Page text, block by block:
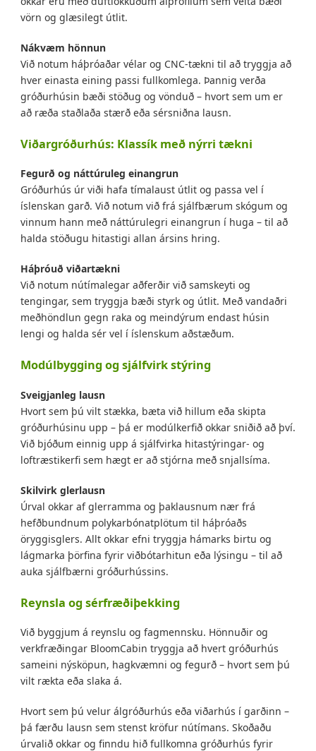
vörn og glæsilegt útlit.
Nákvæm hönnun
Við notum háþróaðar vélar og CNC-tækni til að tryggja að
hver einasta eining passi fullkomlega. Þannig verða
gróðurhúsin bæði stöðug og vönduð – hvort sem um er
að ræða staðlaða stærð eða sérsniðna lausn.
Viðargróðurhús: Klassík með nýrri tækni
Fegurð og náttúruleg einangrun
Gróðurhús úr viði hafa tímalaust útlit og passa vel í
íslenskan garð. Við notum við frá sjálfbærum skógum og
vinnum hann með náttúrulegri einangrun í huga – til að
halda stöðugu hitastigi allan ársins hring.
Háþróuð viðartækni
Við notum nútímalegar aðferðir við samskeyti og
tengingar, sem tryggja bæði styrk og útlit. Með vandaðri
meðhöndlun gegn raka og meindýrum endast húsin
lengi og halda sér vel í íslenskum aðstæðum.
Modúlbygging og sjálfvirk stýring
Sveigjanleg lausn
Hvort sem þú vilt stækka, bæta við hillum eða skipta
gróðurhúsinu upp – þá er modúlkerfið okkar sniðið að því.
Við bjóðum einnig upp á sjálfvirka hitastýringar- og
loftræstikerfi sem hægt er að stjórna með snjallsíma.
Skilvirk glerlausn
Úrval okkar af glerramma og þaklausnum nær frá
hefðbundnum polykarbónatplötum til háþróaðs
öryggisglers. Allt okkar efni tryggja hámarks birtu og
lágmarka þörfina fyrir viðbótarhitun eða lýsingu – til að
auka sjálfbærni gróðurhússins.
Reynsla og sérfræðiþekking
Við byggjum á reynslu og fagmennsku. Hönnuðir og
verkfræðingar BloomCabin tryggja að hvert gróðurhús
sameini nýsköpun, hagkvæmni og fegurð – hvort sem þú
vilt rækta eða slaka á.
Hvort sem þú velur álgróðurhús eða viðarhús í garðinn –
þá færðu lausn sem stenst kröfur nútímans. Skoðaðu
úrvalið okkar og finndu hið fullkomna gróðurhús fyrir